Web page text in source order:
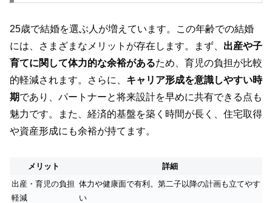
25歳で結婚を選ぶ人が増えています。この年齢での結婚
には、さまざまなメリットが存在します。まず、 出産や子
育てに関して体力的な余裕があるため、育児の負担が比較
的軽減されます。さらに、 キャリア形成を意識しやすい時
期であり、パートナーと将来設計を早めに共有できる点も
魅力です。また、経済的基盤を築く時間が長く、住宅取得
や資産形成にも余裕が持てます。
メリット
詳細
出産・育児の負担
軽減
体力や健康面で有利。第二子以降の計画も立てやす
い